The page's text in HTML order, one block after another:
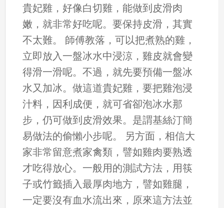
貴妃雞，好像白切雞，能做到皮滑肉
嫩，就非常好吃呢。要保持皮滑，其實
不太難。 師傅教落，可以把煮熟的雞，
立即放入一盤冰水中浸涼，雞皮就會變
得滑一滑呢。不過，就先要預備一盤冰
水又加冰。做這道貴妃雞，要把雞泡浸
汁料，因利成便，就可省卻泡冰水那
步，仍可做到皮滑效果。是謂基絲汀簡
易做法的偷懶小步呢。 另方面，相信大
家非常留意煮家禽類，譬如雞肉要熟透
才吃得放心。一般用的測試方法，用筷
子或竹籤插入最厚肉地方，譬如雞腿，
一定要沒有血水流出來，原來這方法並